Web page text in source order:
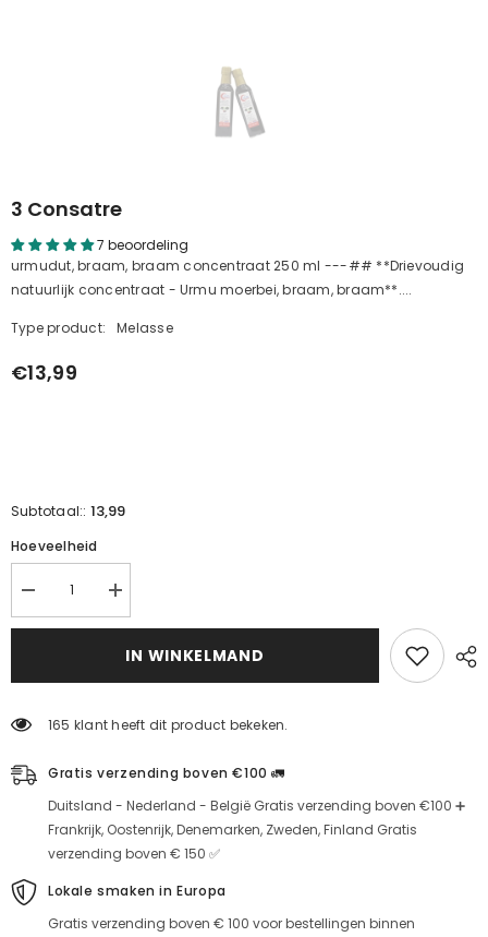
3 Consatre
7 beoordeling
urmudut, braam, braam concentraat 250 ml ---## **Drievoudig
natuurlijk concentraat - Urmu moerbei, braam, braam**....
Type product: Melasse
€13,99
Subtotaal:: 13,99
Hoeveelheid
Verminder
de
hoeveelheid
3-
Verhoog
de
hoeveelheid
voor
een
3-
IN WINKELMAND
165 klant heeft dit product bekeken.
Gratis verzending boven €100 🚛
Duitsland - Nederland - België Gratis verzending boven €100 ➕
Frankrijk, Oostenrijk, Denemarken, Zweden, Finland Gratis
verzending boven € 150 ✅
Lokale smaken in Europa
Gratis verzending boven € 100 voor bestellingen binnen